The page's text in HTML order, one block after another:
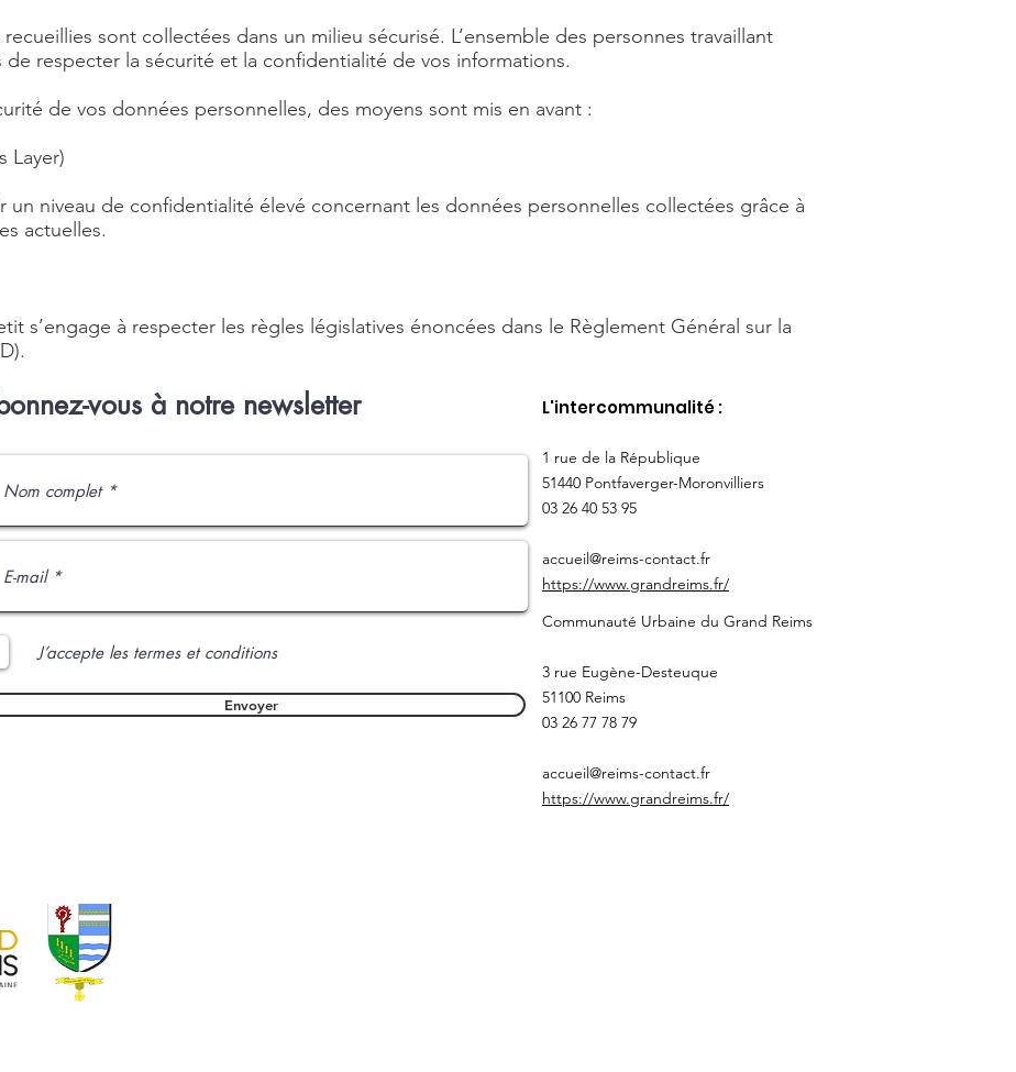
sont collectées dans un milieu sécurisé. L’ensemble des personnes travaillant
respecter la sécurité et la confidentialité de vos informations.
de vos données personnelles, des moyens sont mis en avant :
Layer)
un niveau de confidentialité élevé concernant les données personnelles collectées grâce à
actuelles.
s’engage à respecter les règles législatives énoncées dans le Règlement Général sur la
vous à notre newsletter
J’accepte les termes et conditions
Envoyer
L'intercommunalité :
​1 rue de la République
51440 Pontfaverger-Moronvilliers
03 26 40 53 95
accueil@reims-contact.fr
https://www.grandreims.fr/
Communauté Urbaine du Grand Reims
3 rue Eugène-Desteuque
51100 Reims
03 26 77 78 79
accueil@reims-contact.fr
https://www.grandreims.fr/